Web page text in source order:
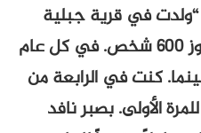
في قرية جبلية
صغيرة، عدد سكانها لا يتجاوز 600 شخص. في كل عام
كنت في الرابعة من
الأولى. بصبر نافد